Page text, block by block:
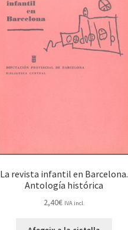
La revista infantil en Barcelona.
Antología histórica
2,40€ IVA incl.